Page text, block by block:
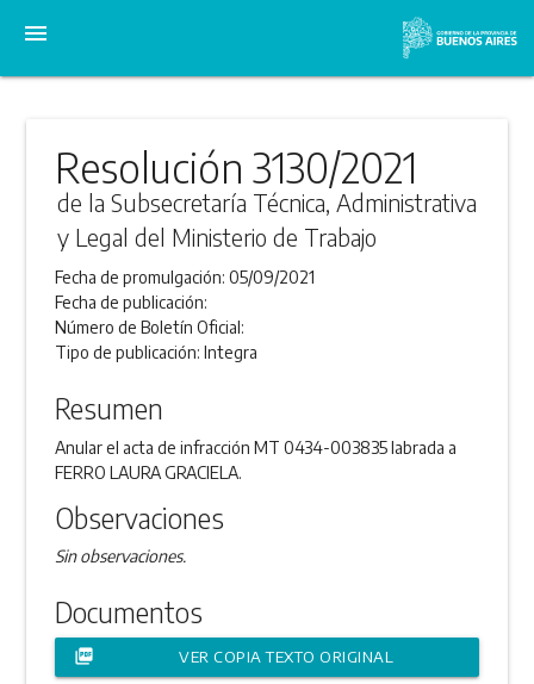
menu
Resolución 3130/2021
de la Subsecretaría Técnica, Administrativa
y Legal del Ministerio de Trabajo
Fecha de promulgación:05/09/2021
Fecha de publicación:
Número de Boletín Oficial:
Tipo de publicación:Integra
Resumen
Anular el acta de infracción MT 0434-003835 labrada a
FERRO LAURA GRACIELA.
Observaciones
Sin observaciones.
Documentos
picture_as_pdf VER COPIA TEXTO ORIGINAL